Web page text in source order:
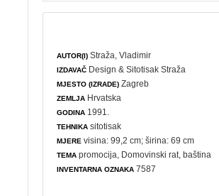
AUTOR(I) Straža, Vladimir
IZDAVAČ Design & Sitotisak Straža
MJESTO (IZRADE) Zagreb
ZEMLJA Hrvatska
GODINA 1991.
TEHNIKA sitotisak
MJERE visina: 99,2 cm; širina: 69 cm
TEMA promocija Domovinski rat ,baština
INVENTARNA OZNAKA 7587